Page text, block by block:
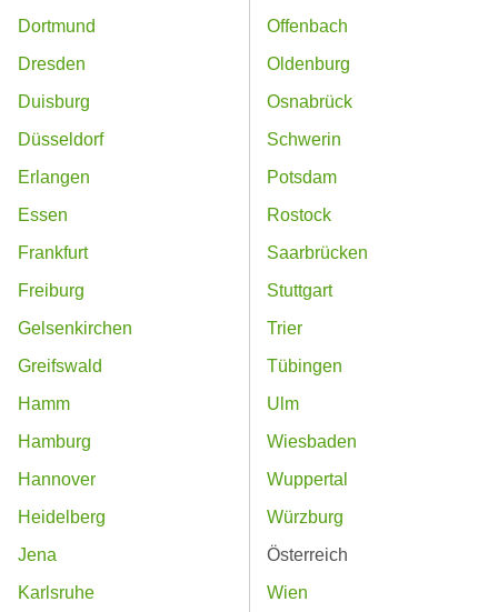
Dortmund
Dresden
Duisburg
Düsseldorf
Erlangen
Essen
Frankfurt
Freiburg
Gelsenkirchen
Greifswald
Hamm
Hamburg
Hannover
Heidelberg
Jena
Karlsruhe
Offenbach
Oldenburg
Osnabrück
Schwerin
Potsdam
Rostock
Saarbrücken
Stuttgart
Trier
Tübingen
Ulm
Wiesbaden
Wuppertal
Würzburg
Österreich
Wien